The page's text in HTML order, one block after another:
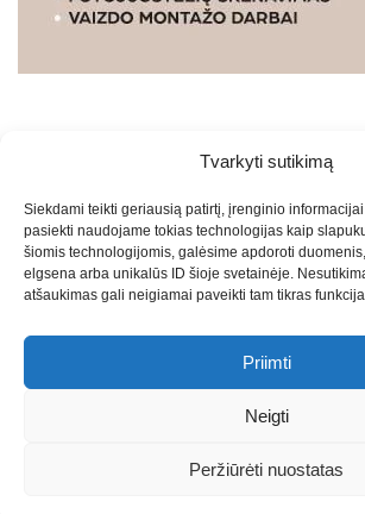
Tvarkyti sutikimą
Siekdami teikti geriausią patirtį, įrenginio
pasiekti naudojame tokias technologijas kaip
šiomis technologijomis, galėsime apdoroti
elgsena arba unikalūs ID šioje svetainėje.
atšaukimas gali neigiamai paveikti tam tikras
Priimti
Neigti
Peržiūrėti nuostatas
PASLAUGOS. SEO tekstų rašymas,
straipsnių rašymas ir talpinimas į mūsų
svetaines.2026Armijai.LTTheme:
Themes.
Marketingo agentūra -Teisinės
-Saulius
Regionų naujienos-